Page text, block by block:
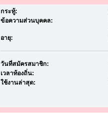
กระทู้:
ข้อความส่วนบุคคล:
อายุ:
วันที่สมัครสมาชิก:
เวลาท้องถิ่น:
ใช้งานล่าสุด: